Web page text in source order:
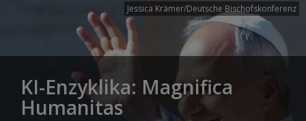
Jessica Krämer/Deutsche Bischofskonferenz
KI-Enzyklika: Magnifica
Humanitas